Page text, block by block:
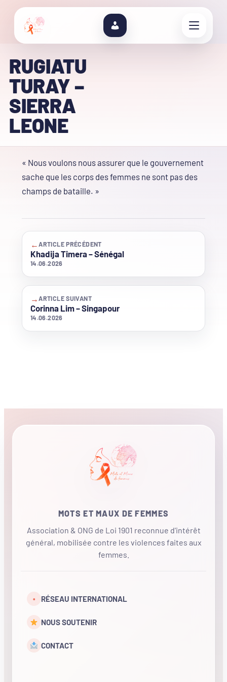
RUGIATU
TURAY –
SIERRA
LEONE
« Nous voulons nous assurer que le gouvernement
sache que les corps des femmes ne sont pas des
champs de bataille. »
←ARTICLE PRÉCÉDENT
Khadija Timera – Sénégal
14.06.2026
→ARTICLE SUIVANT
Corinna Lim – Singapour
14.06.2026
MOTS ET MAUX DE FEMMES
Association & ONG de Loi 1901 reconnue d'intérêt
général, mobilisée contre les violences faites aux
femmes.
• RÉSEAU INTERNATIONAL
NOUS SOUTENIR
CONTACT